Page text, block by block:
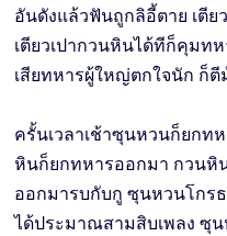
อันดังแล้วฟันถูกลิอี้ตาย เตีย
เตียวเปากวนหินได้ทีก็คุมท
เสียทหารผู้ใหญ่ตกใจนัก ก็
ครั้นเวลาเช้าซุนหวนก็ยกท
หินก็ยกทหารออกมา กวนหิ
ออกมารบกับกู ซุนหวนโกร
ได้ประมาณสามสิบเพลง ซุ